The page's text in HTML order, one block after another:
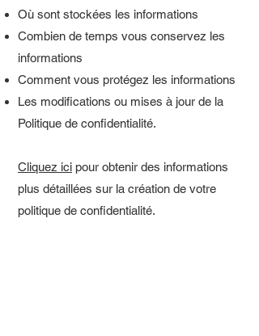
Où sont stockées les informations
Combien de temps vous conservez les
informations
Comment vous protégez les informations
Les modifications ou mises à jour de la
Politique de confidentialité.
Cliquez ici pour obtenir des informations
plus détaillées sur la création de votre
politique de confidentialité.